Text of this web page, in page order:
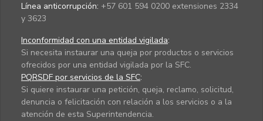
Línea anticorrupción: +57 601 594 0200 extensiones 2334
y 3623
Inconformidad con una entidad vigilada:
Si necesita instaurar una queja por productos o servicios
ofrecidos por una entidad vigilada por la SFC.
PQRSDF por servicios de la SFC:
Si quiere instaurar una petición, queja, reclamo, solicitud,
denuncia o felicitación con relación a los servicios o a la
atención de esta Superintendencia.